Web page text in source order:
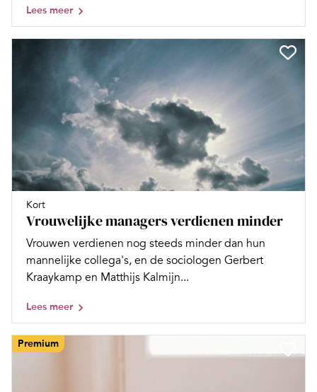
Lees meer
Kort
Vrouwelijke managers verdienen minder
Vrouwen verdienen nog steeds minder dan hun
mannelijke collega's, en de sociologen Gerbert
Kraaykamp en Matthijs Kalmijn...
Lees meer
Premium